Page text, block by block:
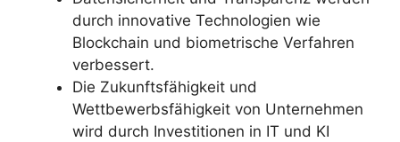
durch innovative Technologien wie
Blockchain und biometrische Verfahren
verbessert.
Die Zukunftsfähigkeit und
Wettbewerbsfähigkeit von Unternehmen
wird durch Investitionen in IT und KI